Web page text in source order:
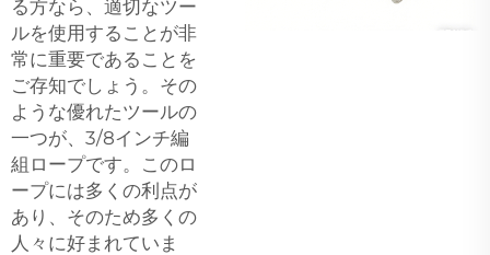
る方なら、適切なツー
ルを使用することが非
常に重要であることを
ご存知でしょう。その
ような優れたツールの
一つが、3/8インチ編
組ロープです。このロ
ープには多くの利点が
あり、そのため多くの
人々に好まれていま